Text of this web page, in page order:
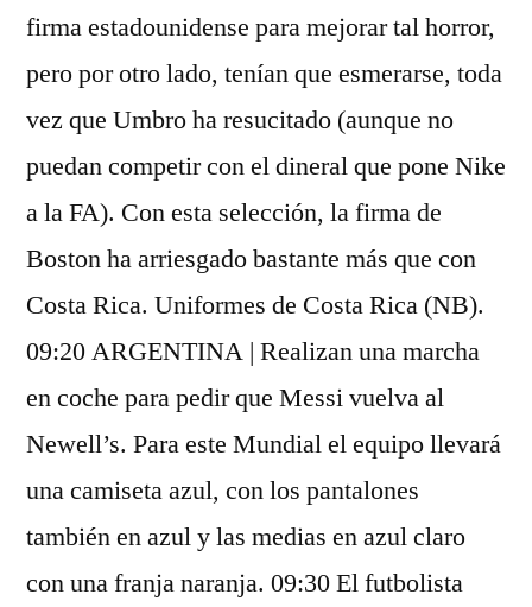
firma estadounidense para mejorar tal horror,
pero por otro lado, tenían que esmerarse, toda
vez que Umbro ha resucitado (aunque no
puedan competir con el dineral que pone Nike
a la FA). Con esta selección, la firma de
Boston ha arriesgado bastante más que con
Costa Rica. Uniformes de Costa Rica (NB).
09:20 ARGENTINA | Realizan una marcha
en coche para pedir que Messi vuelva al
Newell’s. Para este Mundial el equipo llevará
una camiseta azul, con los pantalones
también en azul y las medias en azul claro
con una franja naranja. 09:30 El futbolista